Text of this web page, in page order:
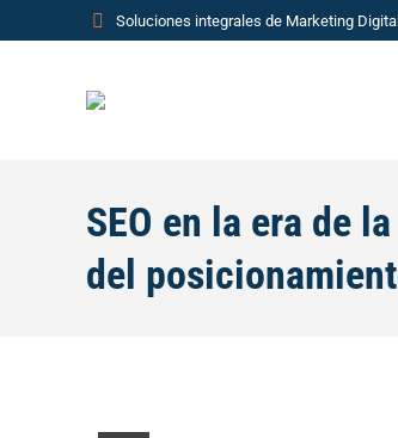
Soluciones integrales de Marketing
SEO en la era de
del